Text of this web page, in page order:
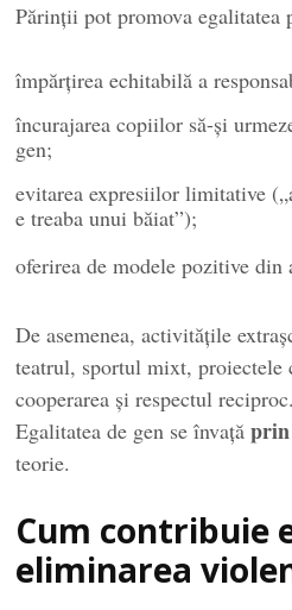
Părinții pot promova egalitatea
împărțirea echitabilă a
încurajarea copiilor să-și
gen;
evitarea expresiilor limitative
e treaba unui băiat”);
oferirea de modele pozitive din
De asemenea, activitățile
teatrul, sportul mixt, proiectele
cooperarea și respectul reciproc.
Egalitatea de gen se învață
teorie.
Cum contribuie
eliminarea